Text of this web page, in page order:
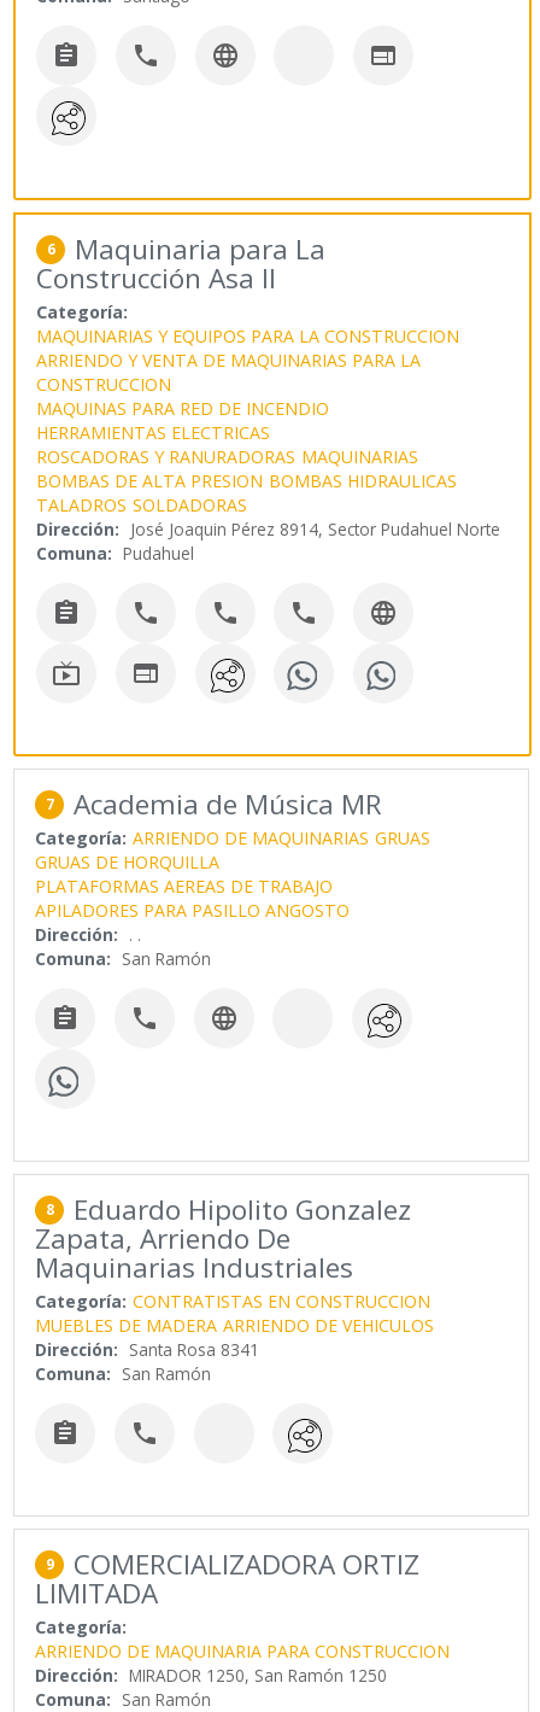
   
6 Maquinaria para La
Construcción Asa II
Categoría:
MAQUINARIAS Y EQUIPOS PARA LA CONSTRUCCION
ARRIENDO Y VENTA DE MAQUINARIAS PARA LA
CONSTRUCCION
MAQUINAS PARA RED DE INCENDIO
HERRAMIENTAS ELECTRICAS
ROSCADORAS Y RANURADORAS MAQUINARIAS
BOMBAS DE ALTA PRESION BOMBAS HIDRAULICAS
TALADROS SOLDADORAS
Dirección: José Joaquin Pérez 8914, Sector Pudahuel Norte
Comuna: Pudahuel
    
 
7 Academia de Música MR
Categoría: ARRIENDO DE MAQUINARIAS GRUAS
GRUAS DE HORQUILLA
PLATAFORMAS AEREAS DE TRABAJO
APILADORES PARA PASILLO ANGOSTO
Dirección: . .
Comuna: San Ramón
  
8 Eduardo Hipolito Gonzalez
Zapata, Arriendo De
Maquinarias Industriales
Categoría: CONTRATISTAS EN CONSTRUCCION
MUEBLES DE MADERA ARRIENDO DE VEHICULOS
Dirección: Santa Rosa 8341
Comuna: San Ramón
 
9 COMERCIALIZADORA ORTIZ
LIMITADA
Categoría:
ARRIENDO DE MAQUINARIA PARA CONSTRUCCION
Dirección: MIRADOR 1250, San Ramón 1250
Comuna: San Ramón